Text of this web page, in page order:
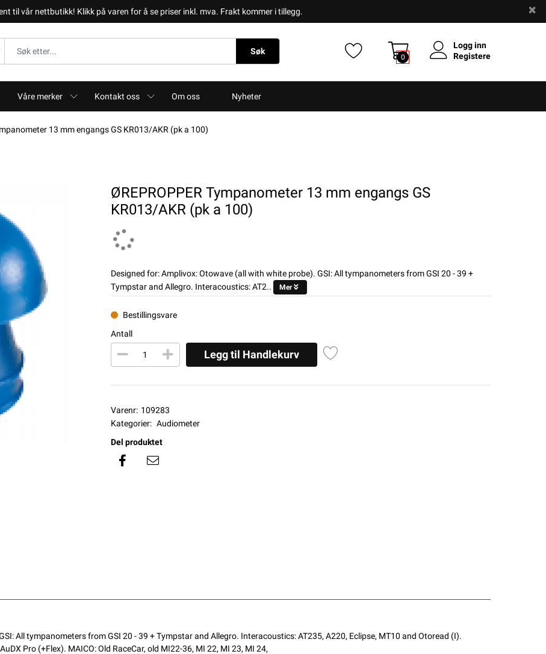
til vår nettbutikk! Klikk på varen for å se priser inkl. mva. Frakt kommer i tillegg.
Søk
0
Logg inn
Registere
Våre merker Kontakt oss Om oss Nyheter
13 mm engangs GS KR013/AKR (pk a 100)
ØREPROPPER Tympanometer 13 mm engangs GS
KR013/AKR (pk a 100)
Designed for: Amplivox: Otowave (all with white probe). GSI: All tympanometers from GSI 20 - 39 +
Tympstar and Allegro. Interacoustics: AT2..
Mer
Bestillingsvare
Antall
Legg til Handlekurv
Varenr: 109283
Kategorier: Audiometer
Del produktet
All tympanometers from GSI 20 - 39 + Tympstar and Allegro. Interacoustics: AT235, A220, Eclipse, MT10 and Otoread (I).
Pro (+Flex). MAICO: Old RaceCar, old MI22-36, MI 22, MI 23, MI 24,